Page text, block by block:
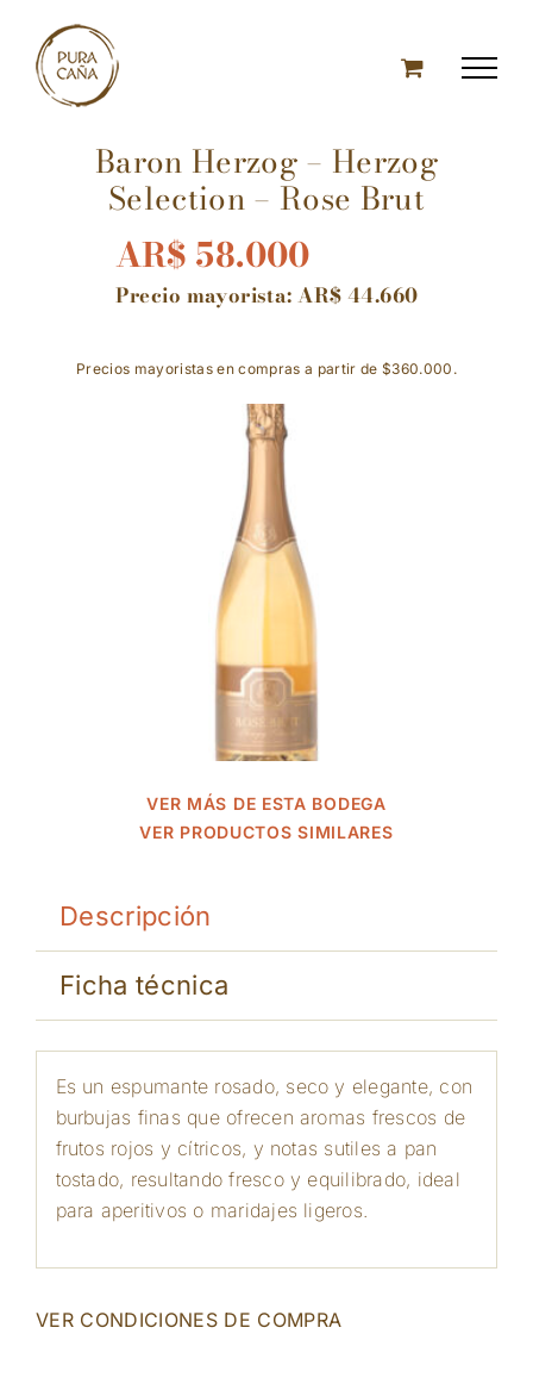
content
Baron Herzog – Herzog
Selection – Rose Brut
AR$ 58.000
Precio mayorista:AR$44.660
Precios mayoristas en compras a partir de $360.000.
VER MÁS DE ESTA BODEGA
VER PRODUCTOS SIMILARES
Descripción
Ficha técnica
Es un espumante rosado, seco y elegante, con
burbujas finas que ofrecen aromas frescos de
frutos rojos y cítricos, y notas sutiles a pan
tostado, resultando fresco y equilibrado, ideal
para aperitivos o maridajes ligeros.
VER CONDICIONES DE COMPRA